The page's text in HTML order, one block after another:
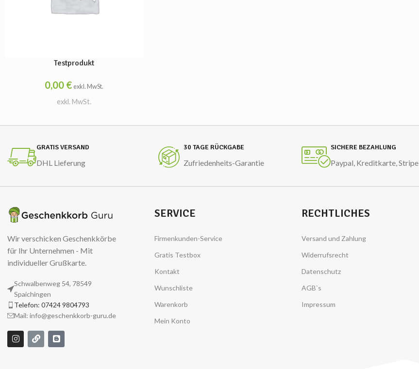
Testprodukt
0,00 € exkl. MwSt.
exkl. MwSt.
GRATIS VERSAND
DHL Lieferung
30 TAGE RÜCKGABE
Zufriedenheits-Garantie
SICHERE BEZAHLUNG
Paypal, Kreditkarte, Stripe
Wir verschicken Geschenkkörbe
für Ihr Unternehmen - Mit
individueller Grußkarte.
Schwalbenweg 54, 78549
Spaichingen
Telefon: 07424 9804793
Mail: info@geschenkkorb-guru.de
SERVICE
Firmenkunden-Service
Gratis Testbox
Kontakt
Wunschliste
Warenkorb
Mein Konto
RECHTLICHES
Versand und Zahlung
Widerrufsrecht
Datenschutz
AGB`s
Impressum